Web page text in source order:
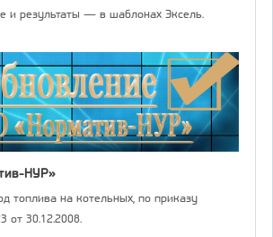
и результаты — в шаблонах Эксель.
НУР»
топлива на котельных, по приказу
от 30.12.2008.